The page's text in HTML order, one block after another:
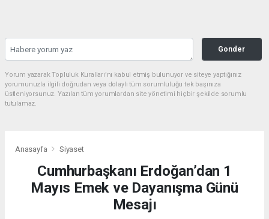
Gonder
Yorum yazarak Topluluk Kuralları’nı kabul etmiş bulunuyor ve siteye yaptığınız
yorumunuzla ilgili doğrudan veya dolaylı tüm sorumluluğu tek başınıza
üstleniyorsunuz. Yazılan tüm yorumlardan site yönetimi hiçbir şekilde sorumlu
tutulamaz.
Anasayfa Siyaset
Cumhurbaşkanı Erdoğan’dan 1
Mayıs Emek ve Dayanışma Günü
Mesajı